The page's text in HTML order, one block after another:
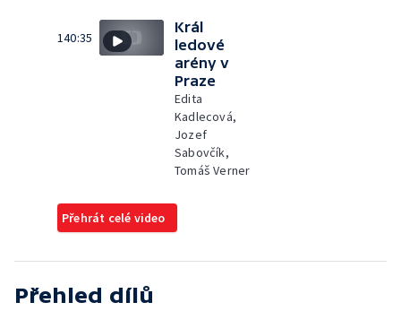
140:35
Král
ledové
arény v
Praze
Edita
Kadlecová,
Jozef
Sabovčík,
Tomáš Verner
Přehrát celé video
Přehled dílů